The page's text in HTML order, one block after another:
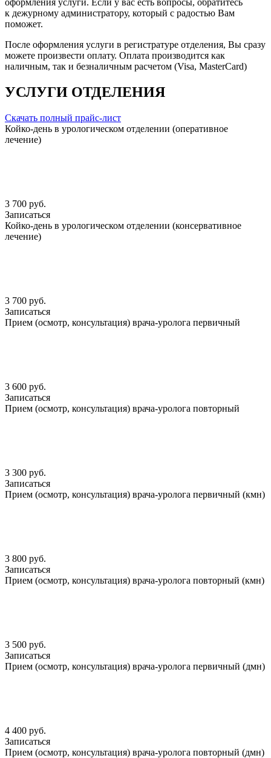
к дежурному администратору, который с радостью Вам
поможет.
После оформления услуги в регистратуре отделения, Вы сразу
можете произвести оплату. Оплата производится как
наличным, так и безналичным расчетом (Visa, MasterCard)
УСЛУГИ ОТДЕЛЕНИЯ
Скачать полный прайс-лист
Койко-день в урологическом отделении (оперативное
лечение)
3 700 руб.
Записаться
Койко-день в урологическом отделении (консервативное
лечение)
3 700 руб.
Записаться
Прием (осмотр, консультация) врача-уролога первичный
3 600 руб.
Записаться
Прием (осмотр, консультация) врача-уролога повторный
3 300 руб.
Записаться
Прием (осмотр, консультация) врача-уролога первичный (кмн)
3 800 руб.
Записаться
Прием (осмотр, консультация) врача-уролога повторный (кмн)
3 500 руб.
Записаться
Прием (осмотр, консультация) врача-уролога первичный (дмн)
4 400 руб.
Записаться
Прием (осмотр, консультация) врача-уролога повторный (дмн)